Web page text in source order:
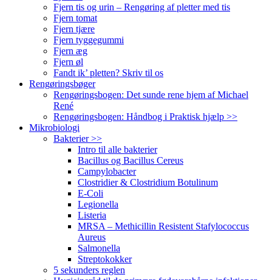
Fjern tis og urin – Rengøring af pletter med tis
Fjern tomat
Fjern tjære
Fjern tyggegummi
Fjern æg
Fjern øl
Fandt ik’ pletten? Skriv til os
Rengøringsbøger
Rengøringsbogen: Det sunde rene hjem af Michael
René
Rengøringsbogen: Håndbog i Praktisk hjælp >>
Mikrobiologi
Bakterier >>
Intro til alle bakterier
Bacillus og Bacillus Cereus
Campylobacter
Clostridier & Clostridium Botulinum
E-Coli
Legionella
Listeria
MRSA – Methicillin Resistent Stafylococcus
Aureus
Salmonella
Streptokokker
5 sekunders reglen